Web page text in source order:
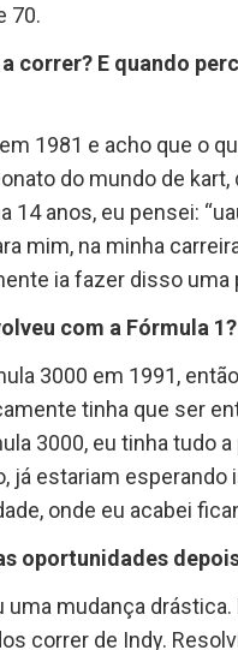
70.
correr? E quando
1981 e acho que o
do mundo de
14 anos, eu pensei:
mim, na minha
ia fazer disso uma
com a Fórmula 1?
3000 em 1991,
tinha que ser
3000, eu tinha tudo
já estariam
onde eu acabei
oportunidades
uma mudança
correr de Indy.